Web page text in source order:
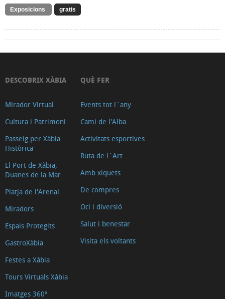
Exposicions gratis
DESCOBRIX XÀBIA
Mirador Virtual
Cultura i Patrimoni
Passeig per Xàbia
Històrica
El Port de Xàbia,
Duanes de la Mar
Platja de l'Arenal
Miradors
Espais Protegits
GastroXàbia
Festes a Xàbia
Tours Virtuals Xàbia
Imatges 360º
QUÈ FER
Events tot l´any
Cami de l'Alba
Activitats esportives
Ruta de l´Art
Amb xiquets
De compres
Oci i diversió
Salut i benestar
Visita els voltants